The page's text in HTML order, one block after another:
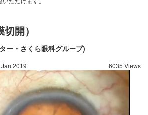
開）
ー・さくら眼科グループ)
2019 6035 Views